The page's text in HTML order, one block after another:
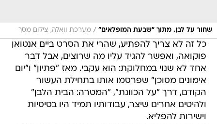
שחור על לבן. מתוך "שבעת המופלאים" / מערכת וואלה, צילום מסך
כל זה לא צריך להפתיע, שהרי את הסרט ביים אנטואן
פוקואה, ואפשר להגיד עליו מה שרוצים, אבל דבר
אחד לא שנוי במחלוקת: הוא עקבי. מאז "פתיון" ו"יום
אימונים מסוכן" שפרסמו אותו בתחילת העשור
הקודם, דרך "על הכוונת", "המטרה: הבית הלבן"
ולהיטים אחרים שיצר, עבודותיו תמיד היו בסיסיות
וישירות להפליא.